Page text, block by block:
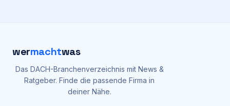
wermachtwas
Das DACH-Branchenverzeichnis mit News &
Ratgeber. Finde die passende Firma in
deiner Nähe.